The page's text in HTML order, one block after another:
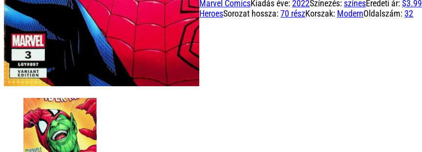
Marvel ComicsKiadás éve:2022Színezés: színesEredeti ár: $3.99
HeroesSorozat hossza:70 részKorszak: ModernOldalszám: 32